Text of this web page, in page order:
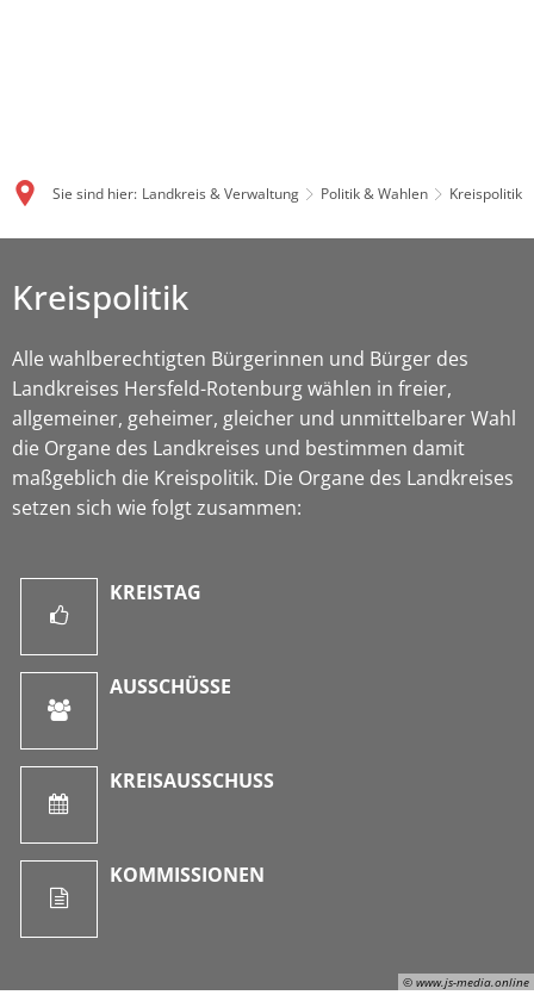
Sie sind hier: Landkreis & Verwaltung Politik & Wahlen Kreispolitik
© www.js-media.online
Kreispolitik
Alle wahlberechtigten Bürgerinnen und Bürger des
Landkreises Hersfeld-Rotenburg wählen in freier,
allgemeiner, geheimer, gleicher und unmittelbarer Wahl
die Organe des Landkreises und bestimmen damit
maßgeblich die Kreispolitik. Die Organe des Landkreises
setzen sich wie folgt zusammen:
KREISTAG
AUSSCHÜSSE
KREISAUSSCHUSS
KOMMISSIONEN